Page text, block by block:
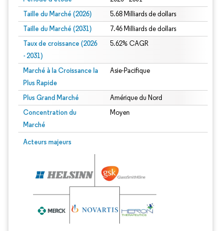
Taille du Marché (2026) 5.68 Milliards de dollars
Taille du Marché (2031) 7.46 Milliards de dollars
Taux de croissance (2026
- 2031)
5.62% CAGR
Marché à la Croissance la
Plus Rapide
Asie-Pacifique
Plus Grand Marché Amérique du Nord
Concentration du
Marché
Moyen
Acteurs majeurs
Image © Mordor Intelligence. La réutilisation nécessite une attribution sous CC